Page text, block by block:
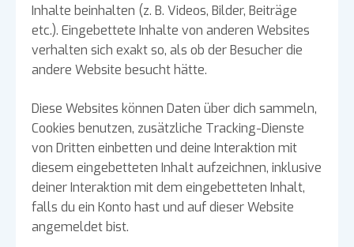
Inhalte beinhalten (z. B. Videos, Bilder, Beiträge
etc.). Eingebettete Inhalte von anderen Websites
verhalten sich exakt so, als ob der Besucher die
andere Website besucht hätte.
Diese Websites können Daten über dich sammeln,
Cookies benutzen, zusätzliche Tracking-Dienste
von Dritten einbetten und deine Interaktion mit
diesem eingebetteten Inhalt aufzeichnen, inklusive
deiner Interaktion mit dem eingebetteten Inhalt,
falls du ein Konto hast und auf dieser Website
angemeldet bist.